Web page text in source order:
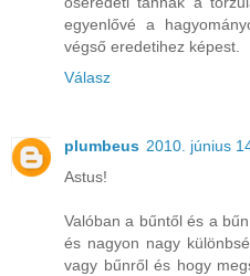
egyenlővé a
végső eredetihez képest.
Válasz
plumbeus 2010. június
Astus!
Valóban a bűntől és a
és nagyon nagy
vagy bűnről és hogy